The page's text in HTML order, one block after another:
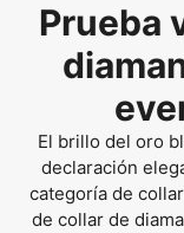
Prueba
El brillo del oro
declaración
categoría de
de collar de